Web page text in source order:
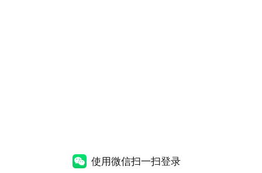
使用微信扫一扫登录